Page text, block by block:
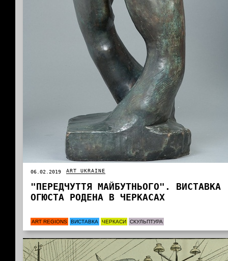
06.02.2019 ART UKRAINE
"ПЕРЕДЧУТТЯ МАЙБУТНЬОГО". ВИСТАВКА
ОГЮСТА РОДЕНА В ЧЕРКАСАХ
ART REGIONS ВИСТАВКА ЧЕРКАСИ СКУЛЬПТУРА